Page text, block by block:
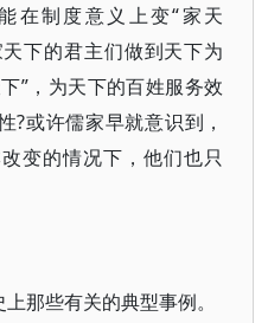
在制度意义上变“家天
下的君主们做到天下为
”，为天下的百姓服务效
?或许儒家早就意识到，
变的情况下，他们也只
那些有关的典型事例。